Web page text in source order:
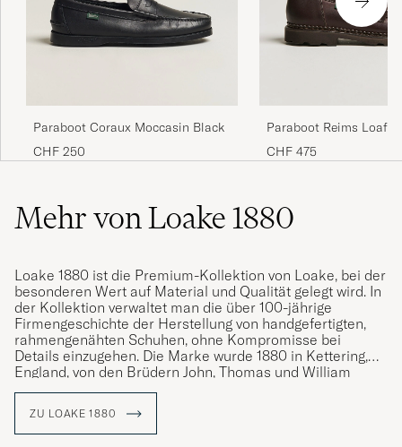
Paraboot Coraux Moccasin Black
CHF 250
Paraboot Reims Loafer
CHF 475
Mehr von Loake 1880
Loake 1880 ist die Premium-Kollektion von Loake, bei der
besonderen Wert auf Material und Qualität gelegt wird. In
der Kollektion verwaltet man die über 100-jährige
Firmengeschichte der Herstellung von handgefertigten,
rahmengenähten Schuhen, ohne Kompromisse bei
Details einzugehen. Die Marke wurde 1880 in Kettering,
England, von den Brüdern John, Thomas und William
Loake gegründet und hat im Laufe der Jahre mehr als 50
Die gesamte Herstellungszeit eines Paares Schuhe von
ZU LOAKE 1880